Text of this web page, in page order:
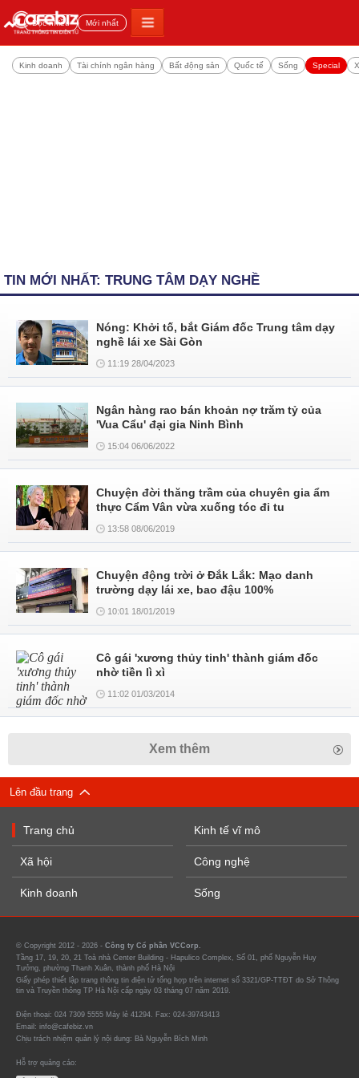
Đọc nhiều Mới nhất
Kinh doanh Tài chính ngân hàng Bất động sản Quốc tế Sống Special
TIN MỚI NHẤT: TRUNG TÂM DẠY NGHỀ
Nóng: Khởi tố, bắt Giám đốc Trung tâm dạy
nghề lái xe Sài Gòn
11:19 28/04/2023
Ngân hàng rao bán khoản nợ trăm tỷ của
'Vua Cẩu' đại gia Ninh Bình
15:04 06/06/2022
Chuyện đời thăng trầm của chuyên gia ẩm
thực Cẩm Vân vừa xuống tóc đi tu
13:58 08/06/2019
Chuyện động trời ở Đắk Lắk: Mạo danh
trường dạy lái xe, bao đậu 100%
10:01 18/01/2019
Cô gái 'xương thủy tinh' thành giám đốc
nhờ tiền lì xì
11:02 01/03/2014
Xem thêm
Lên đầu trang
Trang chủ
Xã hội
Kinh doanh
Kinh tế vĩ mô
Công nghệ
Sống
© Copyright 2012 - 2026 - Công ty Cổ phần VCCorp.
Tầng 17, 19, 20, 21 Toà nhà Center Building - Hapulico Complex, Số 01, phố Nguyễn Huy
Tưởng, phường Thanh Xuân, thành phố Hà Nội
Giấy phép thiết lập trang thông tin điện tử tổng hợp trên internet số 3321/GP-TTĐT do Sở Thông
tin và Truyền thông TP Hà Nội cấp ngày 03 tháng 07 năm 2019.
Điện thoại: 024 7309 5555 Máy lẻ 41294. Fax: 024-39743413
Email: info@cafebiz.vn
Chịu trách nhiệm quản lý nội dung: Bà Nguyễn Bích Minh
Hỗ trợ quảng cáo: